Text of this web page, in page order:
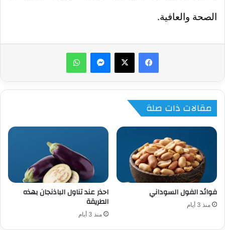
الصحة والعافية.
ماسنجر واتساب
مقالات ذات صلة
فوائد الفول السوداني
منذ 3 أيام
احذر عند تناول الباذنجان بهذه
الطريقة
منذ 3 أيام